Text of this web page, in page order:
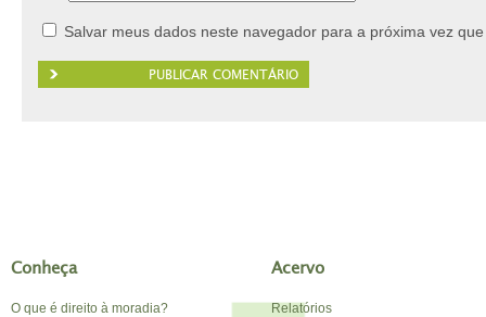
Salvar meus dados neste navegador para a próxima vez
Conheça
O que é direito à moradia?
Acervo
Relatórios